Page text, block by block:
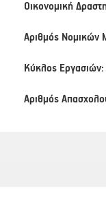
Οικονομική
Αριθμός Νομικών
Κύκλος Εργασιών:
Αριθμός